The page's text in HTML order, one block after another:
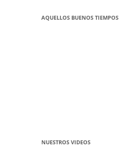
AQUELLOS BUENOS TIEMPOS
NUESTROS VIDEOS